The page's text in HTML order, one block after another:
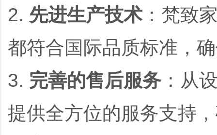
2. 先进生产技术：梵致
都符合国际品质标准，
3. 完善的售后服务：从
提供全方位的服务支持